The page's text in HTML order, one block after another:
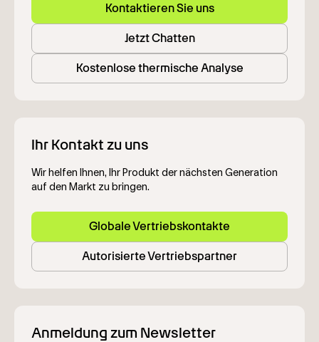
Kontaktieren Sie uns
Jetzt Chatten
Kostenlose thermische Analyse
Ihr Kontakt zu uns
Wir helfen Ihnen, Ihr Produkt der nächsten Generation
auf den Markt zu bringen.
Globale Vertriebskontakte
Autorisierte Vertriebspartner
Anmeldung zum Newsletter